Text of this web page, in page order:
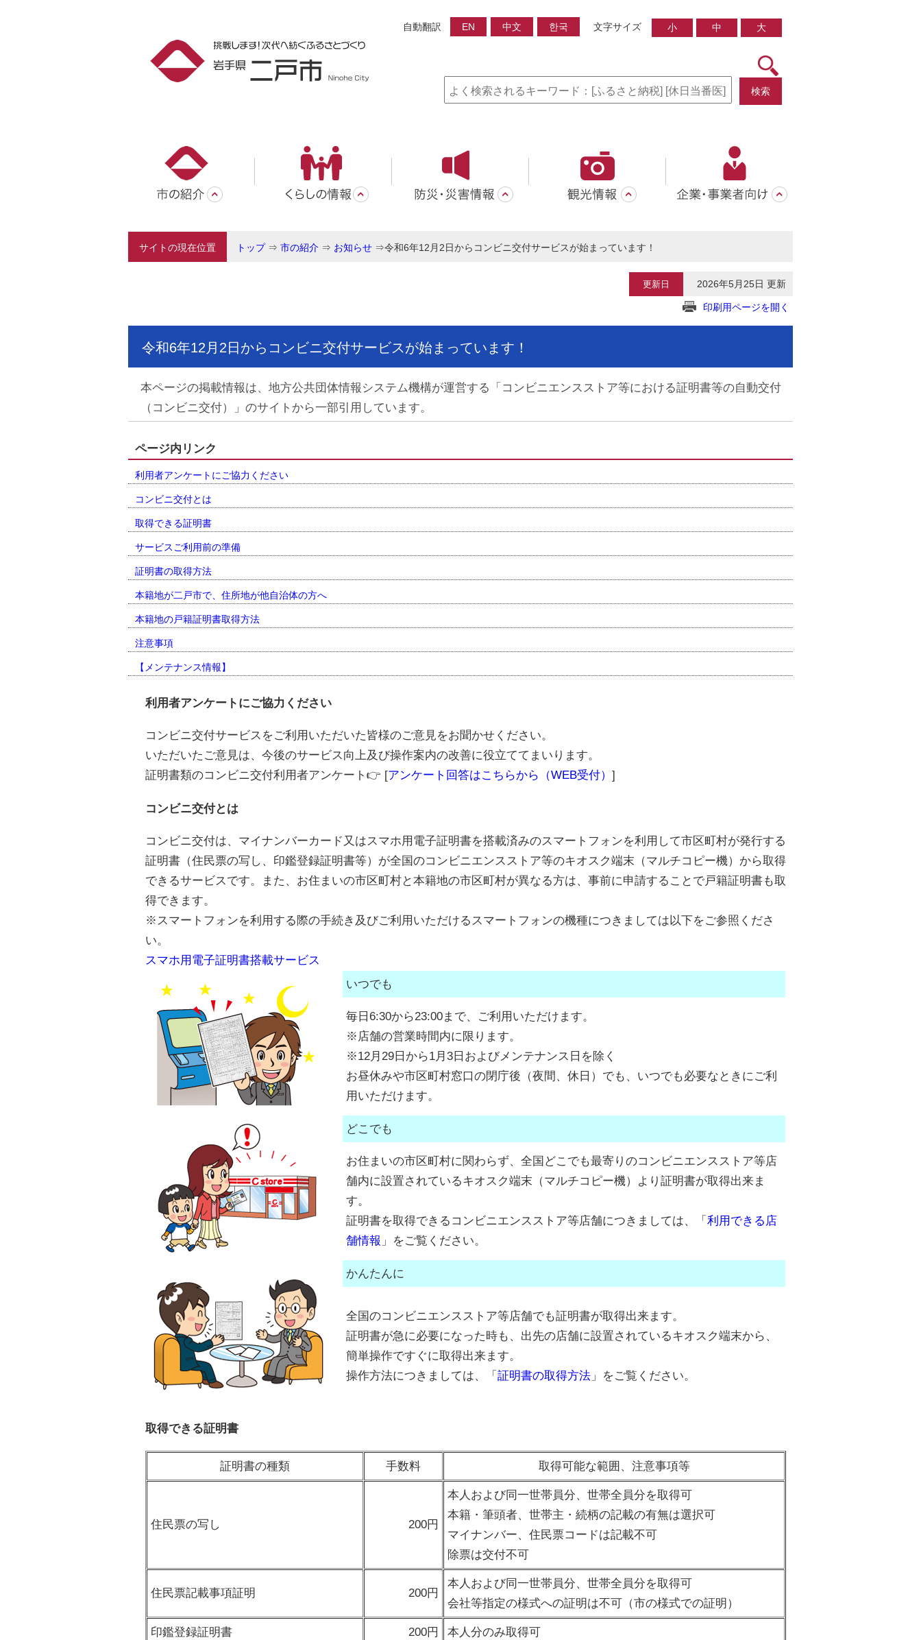
自動翻訳 EN 中文 한국 文字サイズ 小 中 大
検索
サイトの現在位置 トップ⇒ 市の紹介 ⇒ お知らせ ⇒令和6年12月2日からコンビニ交付サービスが始まっています！
更新日 2026年5月25日 更新
印刷用ページを開く
令和6年12月2日からコンビニ交付サービスが始まっています！
本ページの掲載情報は、地方公共団体情報システム機構が運営する「コンビニエンスストア等における証明書等の自動交付
（コンビニ交付）」のサイトから一部引用しています。
ページ内リンク
利用者アンケートにご協力ください
コンビニ交付とは
取得できる証明書
サービスご利用前の準備
証明書の取得方法
本籍地が二戸市で、住所地が他自治体の方へ
本籍地の戸籍証明書取得方法
注意事項
【メンテナンス情報】
利用者アンケートにご協力ください
コンビニ交付サービスをご利用いただいた皆様のご意見をお聞かせください。
いただいたご意見は、今後のサービス向上及び操作案内の改善に役立ててまいります。
証明書類のコンビニ交付利用者アンケート👉 [アンケート回答はこちらから（WEB受付） ]
コンビニ交付とは
コンビニ交付は、マイナンバーカード又はスマホ用電子証明書を搭載済みのスマートフォンを利用して市区町村が発行する
証明書（住民票の写し、印鑑登録証明書等）が全国のコンビニエンスストア等のキオスク端末（マルチコピー機）から取得
できるサービスです。また、お住まいの市区町村と本籍地の市区町村が異なる方は、事前に申請することで戸籍証明書も取
得できます。
※スマートフォンを利用する際の手続き及びご利用いただけるスマートフォンの機種につきましては以下をご参照くださ
い。
スマホ用電子証明書搭載サービス
いつでも
毎日6:30から23:00まで、ご利用いただけます。
※店舗の営業時間内に限ります。
※12月29日から1月3日およびメンテナンス日を除く
お昼休みや市区町村窓口の閉庁後（夜間、休日）でも、いつでも必要なときにご利
用いただけます。
どこでも
お住まいの市区町村に関わらず、全国どこでも最寄りのコンビニエンスストア等店
舗内に設置されているキオスク端末（マルチコピー機）より証明書が取得出来ま
す。
証明書を取得できるコンビニエンスストア等店舗につきましては、「 利用できる店
舗情報 」をご覧ください。
かんたんに
全国のコンビニエンスストア等店舗でも証明書が取得出来ます。
証明書が急に必要になった時も、出先の店舗に設置されているキオスク端末から、
簡単操作ですぐに取得出来ます。
操作方法につきましては、「 証明書の取得方法 」をご覧ください。
取得できる証明書
証明書の種類 手数料 取得可能な範囲、注意事項等
住民票の写し 200円
本人および同一世帯員分、世帯全員分を取得可
本籍・筆頭者、世帯主・続柄の記載の有無は選択可
マイナンバー、住民票コードは記載不可
除票は交付不可
住民票記載事項証明 200円
本人および同一世帯員分、世帯全員分を取得可
会社等指定の様式への証明は不可（市の様式での証明）
印鑑登録証明書 200円 本人分のみ取得可